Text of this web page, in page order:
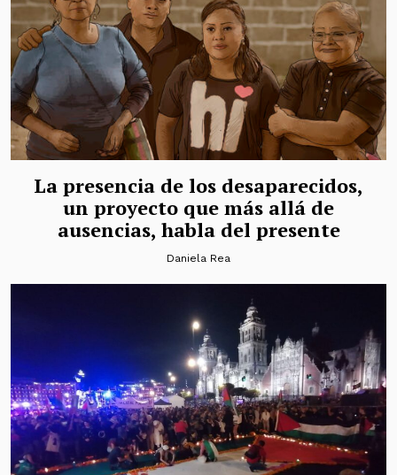
La presencia de los desaparecidos,
un proyecto que más allá de
ausencias, habla del presente
Daniela Rea